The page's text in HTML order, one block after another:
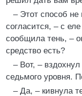
– Этот способ не
согласится, – с
сообщила тень, –
средство есть?
– Вот, –
седьмого уровня.
– Да, – кивнула